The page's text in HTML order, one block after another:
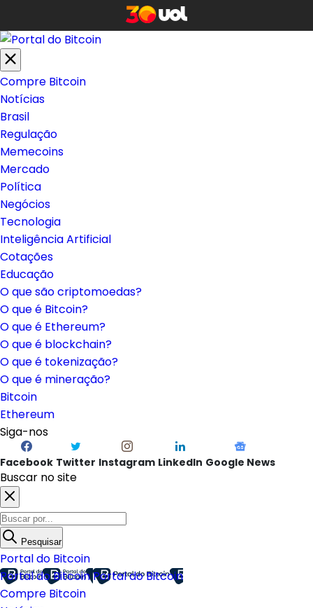
Compre Bitcoin
Notícias
Brasil
Regulação
Memecoins
Mercado
Política
Negócios
Tecnologia
Inteligência Artificial
Cotações
Educação
O que são criptomoedas?
O que é Bitcoin?
O que é Ethereum?
O que é blockchain?
O que é tokenização?
O que é mineração?
Bitcoin
Ethereum
Siga-nos
Facebook Twitter Instagram LinkedIn Google News
Buscar no site
Pesquisar
Portal do Bitcoin
Portal do BitcoinPortal do Bitcoin
Compre Bitcoin